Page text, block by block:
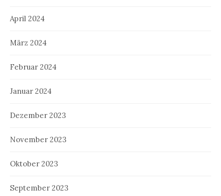
April 2024
März 2024
Februar 2024
Januar 2024
Dezember 2023
November 2023
Oktober 2023
September 2023